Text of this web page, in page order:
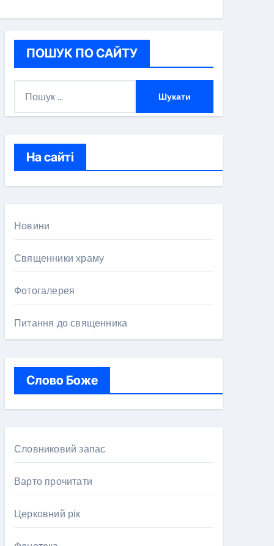
ПОШУК ПО САЙТУ
:
На сайті
Новини
Священники храму
Фотогалерея
Питання до священника
Слово Боже
Словниковий запас
Варто прочитати
Церковний рік